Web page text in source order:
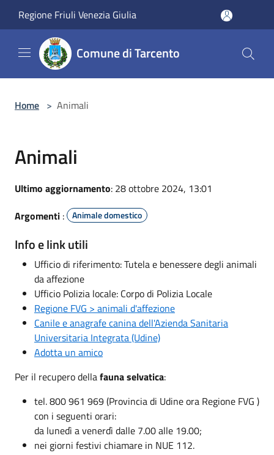
Regione Friuli Venezia Giulia
Comune di Tarcento
Home > Animali
Animali
Ultimo aggiornamento: 28 ottobre 2024, 13:01
Argomenti : Animale domestico
Info e link utili
Ufficio di riferimento: Tutela e benessere degli animali
da affezione
Ufficio Polizia locale: Corpo di Polizia Locale
Regione FVG > animali d'affezione
Canile e anagrafe canina dell'Azienda Sanitaria
Universitaria Integrata (Udine)
Adotta un amico
Per il recupero dellafauna selvatica:
tel. 800 961 969 (Provincia di Udine ora Regione FVG )
con i seguenti orari:
da lunedì a venerdì dalle 7.00 alle 19.00;
nei giorni festivi chiamare in NUE 112.